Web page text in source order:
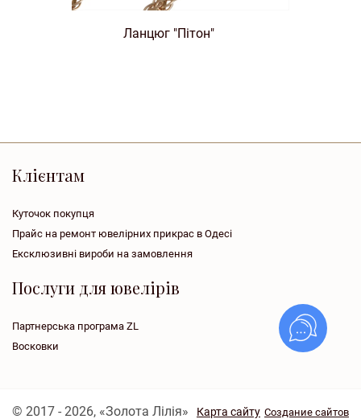
Ланцюг "Пітон"
Клієнтам
Куточок покупця
Прайс на ремонт ювелірних прикрас в Одесі
Ексклюзивні вироби на замовлення
Послуги для ювелірів
Партнерська програма ZL
Восковки
© 2017 - 2026, «Золота Лілія» Карта сайту Создание сайтов